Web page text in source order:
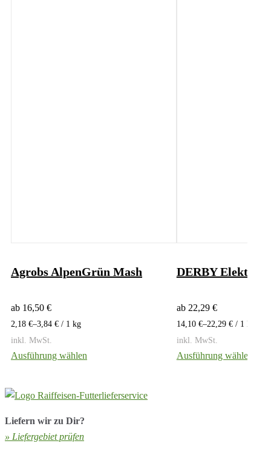
Agrobs AlpenGrün Mash
ab 16,50 €
2,18 €–3,84 € / 1 kg
inkl. MwSt.
Ausführung wählen
mehrere
DERBY
ab 22,29 €
14,10 €–22,29 € / 1 Liter
inkl. MwSt.
Ausführung wählen
Liefern wir zu Dir?
» Liefergebiet prüfen